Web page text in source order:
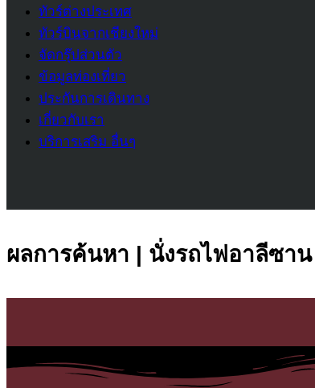
ทัวร์ต่างประเทศ
ทัวร์บินจากเชียงใหม่
จัดกรุ๊ปส่วนตัว
ข้อมูลท่องเที่ยว
ประกันการเดินทาง
เกี่ยวกับเรา
บริการเสริม อื่นๆ
ผลการค้นหา | นั่งรถไฟอาลีซาน